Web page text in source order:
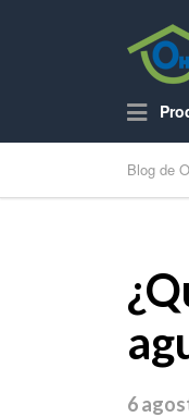
Blog de
6